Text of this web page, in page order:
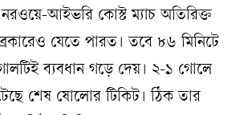
আইভরি কোস্ট ম্যাচ অতিরিক্ত
যেতে পারত। তবে ৮৬ মিনিটে
ব্যবধান গড়ে দেয়। ২-১ গোলে
শেষ ষোলোর টিকিট। ঠিক তার